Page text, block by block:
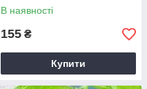
В наявності
155 ₴
Купити